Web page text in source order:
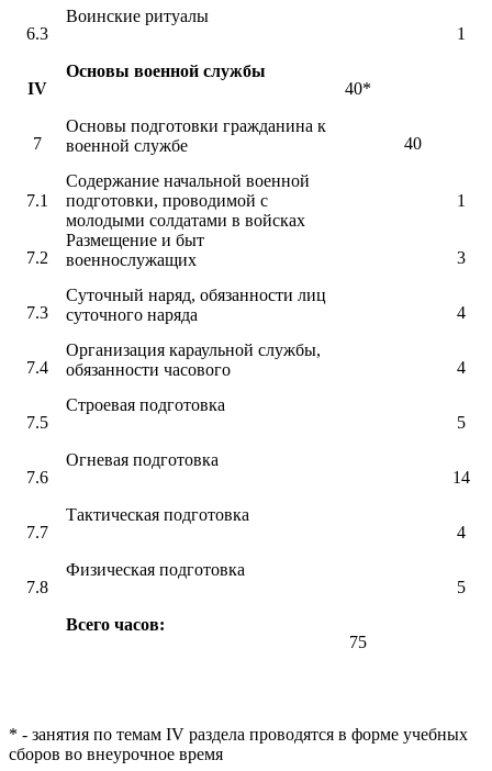
6.3
Воинские ритуалы
1
IV
Основы военной службы
40*
7
Основы подготовки гражданина к
военной службе
40
7.1
Содержание начальной военной
подготовки, проводимой с
молодыми солдатами в войсках
1
7.2
Размещение и быт
военнослужащих
3
7.3
Суточный наряд, обязанности лиц
суточного наряда
4
7.4
Организация караульной службы,
обязанности часового
4
7.5
Строевая подготовка
5
7.6
Огневая подготовка
14
7.7
Тактическая подготовка
4
7.8
Физическая подготовка
5
Всего часов:
75
* - занятия по темам IV раздела проводятся в форме учебных
сборов во внеурочное время